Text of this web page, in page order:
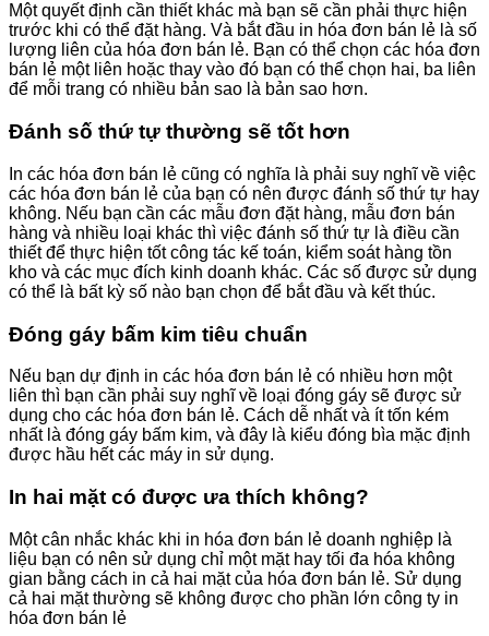
Một quyết định cần thiết khác mà bạn sẽ cần phải thực hiện
trước khi có thể đặt hàng. Và bắt đầu in hóa đơn bán lẻ là số
lượng liên của hóa đơn bán lẻ. Bạn có thể chọn các hóa đơn
bán lẻ một liên hoặc thay vào đó bạn có thể chọn hai, ba liên
để mỗi trang có nhiều bản sao là bản sao hơn.
Đánh số thứ tự thường sẽ tốt hơn
In các hóa đơn bán lẻ cũng có nghĩa là phải suy nghĩ về việc
các hóa đơn bán lẻ của bạn có nên được đánh số thứ tự hay
không. Nếu bạn cần các mẫu đơn đặt hàng, mẫu đơn bán
hàng và nhiều loại khác thì việc đánh số thứ tự là điều cần
thiết để thực hiện tốt công tác kế toán, kiểm soát hàng tồn
kho và các mục đích kinh doanh khác. Các số được sử dụng
có thể là bất kỳ số nào bạn chọn để bắt đầu và kết thúc.
Đóng gáy bấm kim tiêu chuẩn
Nếu bạn dự định in các hóa đơn bán lẻ có nhiều hơn một
liên thì bạn cần phải suy nghĩ về loại đóng gáy sẽ được sử
dụng cho các hóa đơn bán lẻ. Cách dễ nhất và ít tốn kém
nhất là đóng gáy bấm kim, và đây là kiểu đóng bìa mặc định
được hầu hết các máy in sử dụng.
In hai mặt có được ưa thích không?
Một cân nhắc khác khi in hóa đơn bán lẻ doanh nghiệp là
liệu bạn có nên sử dụng chỉ một mặt hay tối đa hóa không
gian bằng cách in cả hai mặt của hóa đơn bán lẻ. Sử dụng
cả hai mặt thường sẽ không được cho phần lớn công ty in
hóa đơn bán lẻ